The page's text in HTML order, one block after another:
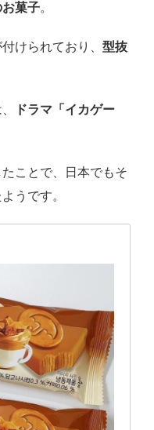
菓子。
けられており、 型抜
ドラマ「イカゲー
ことで、日本でもそ
うです。